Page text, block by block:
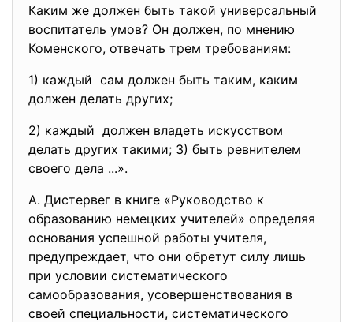
Каким же должен быть такой универсальный
воспитатель умов? Он должен, по мнению
Коменского, отвечать трем требованиям:
1) каждый сам должен быть таким, каким
должен делать других;
2) каждый должен владеть искусством
делать других такими; 3) быть ревнителем
своего дела ...».
А. Дистервег в книге «Руководство к
образованию немецких учителей» определяя
основания успешной работы учителя,
предупреждает, что они обретут силу лишь
при условии систематического
самообразования, усовершенствования в
своей специальности, систематического